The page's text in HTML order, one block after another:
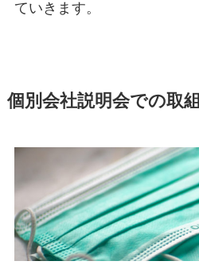
ていきます。
個別会社説明会での取組